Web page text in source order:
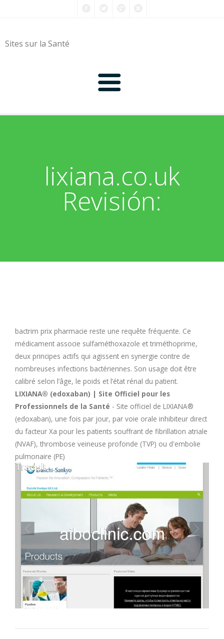
Sites sur la Santé
0-9
C
H
I
J
K
N
P
Q
S
lixiana.co.uk
Revisión:
bactrim prix pharmacie reste une requête fréquente. Ce
médicament associe sulfaméthoxazole et triméthoprime,
deux principes actifs qui agissent en synergie contre de
nombreuses infections bactériennes. Son usage doit être
calibré selon l’âge, le poids et l’état rénal du patient.
LIXIANA® (edoxaban) | Site Officiel pour les
Professionnels de la Santé - Site officiel de LIXIANA®
(edoxaban), une fois par jour, par voie orale inhibiteur direct
du facteur Xa pour les patients souffrant de fibrillation atriale
(NVAF), thrombose veineuse profonde (TVP) ou d'embolie
pulmonaire (PE)